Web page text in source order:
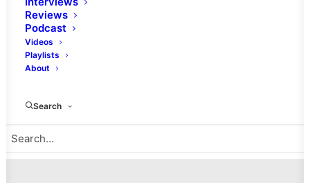
Reviews
Podcast
Videos
Playlists
About
Search